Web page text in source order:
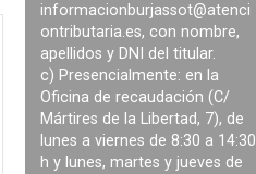
informacionburjassot@atenci
ontributaria.es, con nombre,
apellidos y DNI del titular.
c) Presencialmente: en la
Oficina de recaudación (C/
Mártires de la Libertad, 7), de
lunes a viernes de 8:30 a 14:30
h y lunes, martes y jueves de